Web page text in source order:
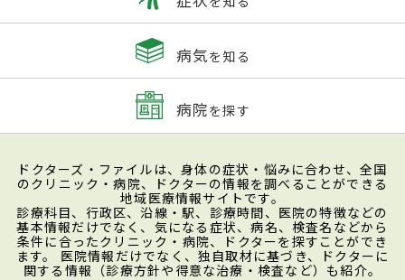
病気を知る
病院を探す
ドクターズ・ファイルは、身体の症状・悩みに合わせ、全国
のクリニック・病院、ドクターの情報を調べることができる
地域医療情報サイトです。
診療科目、行政区、沿線・駅、診療時間、医院の特徴などの
基本情報だけでなく、気になる症状、病名、検査名などから
条件に合ったクリニック・病院、ドクターを探すことができ
ます。 医院情報だけでなく、独自取材に基づき、ドクターに
関する情報（診療方針や得意な治療・検査など）も紹介。